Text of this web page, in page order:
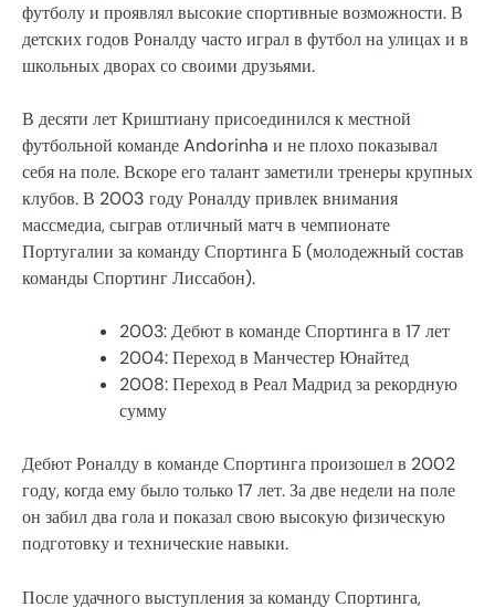
футболу и проявлял высокие спортивные возможности. В
детских годов Роналду часто играл в футбол на улицах и в
школьных дворах со своими друзьями.
В десяти лет Криштиану присоединился к местной
футбольной команде Andorinha и не плохо показывал
себя на поле. Вскоре его талант заметили тренеры крупных
клубов. В 2003 году Роналду привлек внимания
массмедиа, сыграв отличный матч в чемпионате
Португалии за команду Спортинга Б (молодежный состав
команды Спортинг Лиссабон).
2003: Дебют в команде Спортинга в 17 лет
2004: Переход в Манчестер Юнайтед
2008: Переход в Реал Мадрид за рекордную
сумму
Дебют Роналду в команде Спортинга произошел в 2002
году, когда ему было только 17 лет. За две недели на поле
он забил два гола и показал свою высокую физическую
подготовку и технические навыки.
После удачного выступления за команду Спортинга,